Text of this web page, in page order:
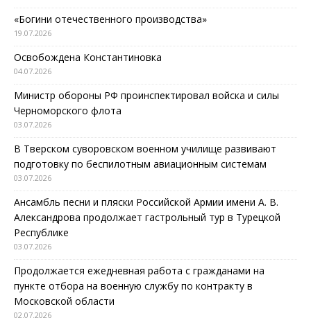
«Богини отечественного производства»
19.07.2026
Освобождена Константиновка
04.07.2026
Министр обороны РФ проинспектировал войска и силы
Черноморского флота
03.07.2026
В Тверском суворовском военном училище развивают
подготовку по беспилотным авиационным системам
03.07.2026
Ансамбль песни и пляски Российской Армии имени А. В.
Александрова продолжает гастрольный тур в Турецкой
Республике
03.07.2026
Продолжается ежедневная работа с гражданами на
пункте отбора на военную службу по контракту в
Московской области
02.07.2026